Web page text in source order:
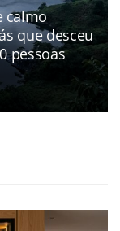
calmo
que desceu
pessoas